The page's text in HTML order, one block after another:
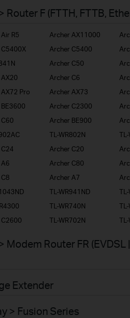
F (FTTH, FTTB,
R5 Archer AX11000
Archer C5400
Archer C50
Archer C6
Pro Archer AX73
Archer C2300
Archer BE900
TL-WR802N
Archer C20
Archer C80
Archer A7
TL-WR941ND
TL-WR740N
TL-WR702N
Router FR (EVDSL
Extender
> Fusion Series